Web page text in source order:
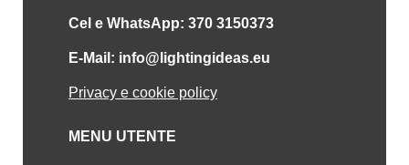
Cel e WhatsApp: 370 3150373
E-Mail: info@lightingideas.eu
Privacy e cookie policy
MENU UTENTE